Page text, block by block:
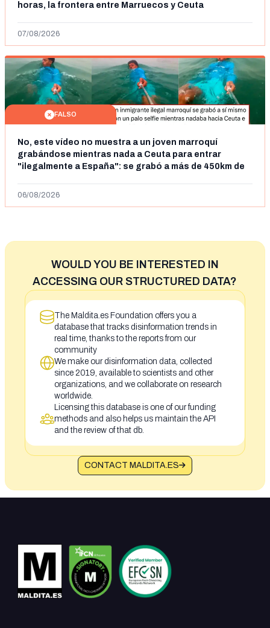
horas, la frontera entre Marruecos y Ceuta
07/08/2026
FALSO
No, este vídeo no muestra a un joven marroquí
grabándose mientras nada a Ceuta para entrar
"ilegalmente a España": se grabó a más de 450km de
06/08/2026
WOULD YOU BE INTERESTED IN
ACCESSING OUR STRUCTURED DATA?
The Maldita.es Foundation offers you a
database that tracks disinformation trends in
real time, thanks to the reports from our
community
We make our disinformation data, collected
since 2019, available to scientists and other
organizations, and we collaborate on research
worldwide.
Licensing this database is one of our funding
methods and also helps us maintain the API
and the review of that db.
CONTACT MALDITA.ES